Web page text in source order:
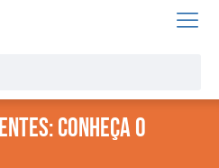
Conheça o